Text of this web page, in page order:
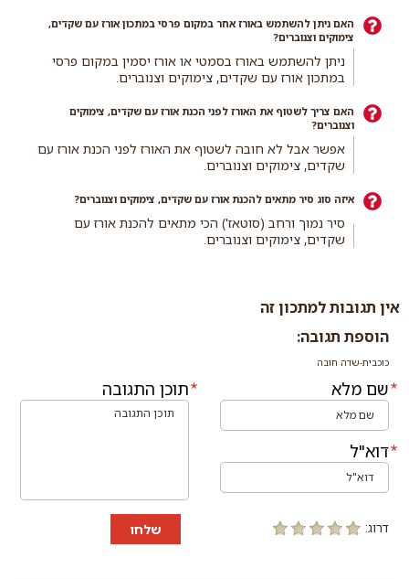
האם ניתן להשתמש באורז אחר במקום פרסי במתכון אורז עם שקדים,
צימוקים וצנוברים?
ניתן להשתמש באורז בסמטי או אורז יסמין במקום פרסי
במתכון אורז עם שקדים, צימוקים וצנוברים.
האם צריך לשטוף את האורז לפני הכנת אורז עם שקדים, צימוקים
וצנוברים?
אפשר אבל לא חובה לשטוף את האורז לפני הכנת אורז עם
שקדים, צימוקים וצנוברים.
איזה סוג סיר מתאים להכנת אורז עם שקדים, צימוקים וצנוברים?
סיר נמוך ורחב (סוטאז') הכי מתאים להכנת אורז עם
שקדים, צימוקים וצנוברים.
אין תגובות למתכון זה
הוספת תגובה:
כוכבית-שדה חובה
שם מלא
דוא"ל
תוכן התגובה
דרוג: שלחו